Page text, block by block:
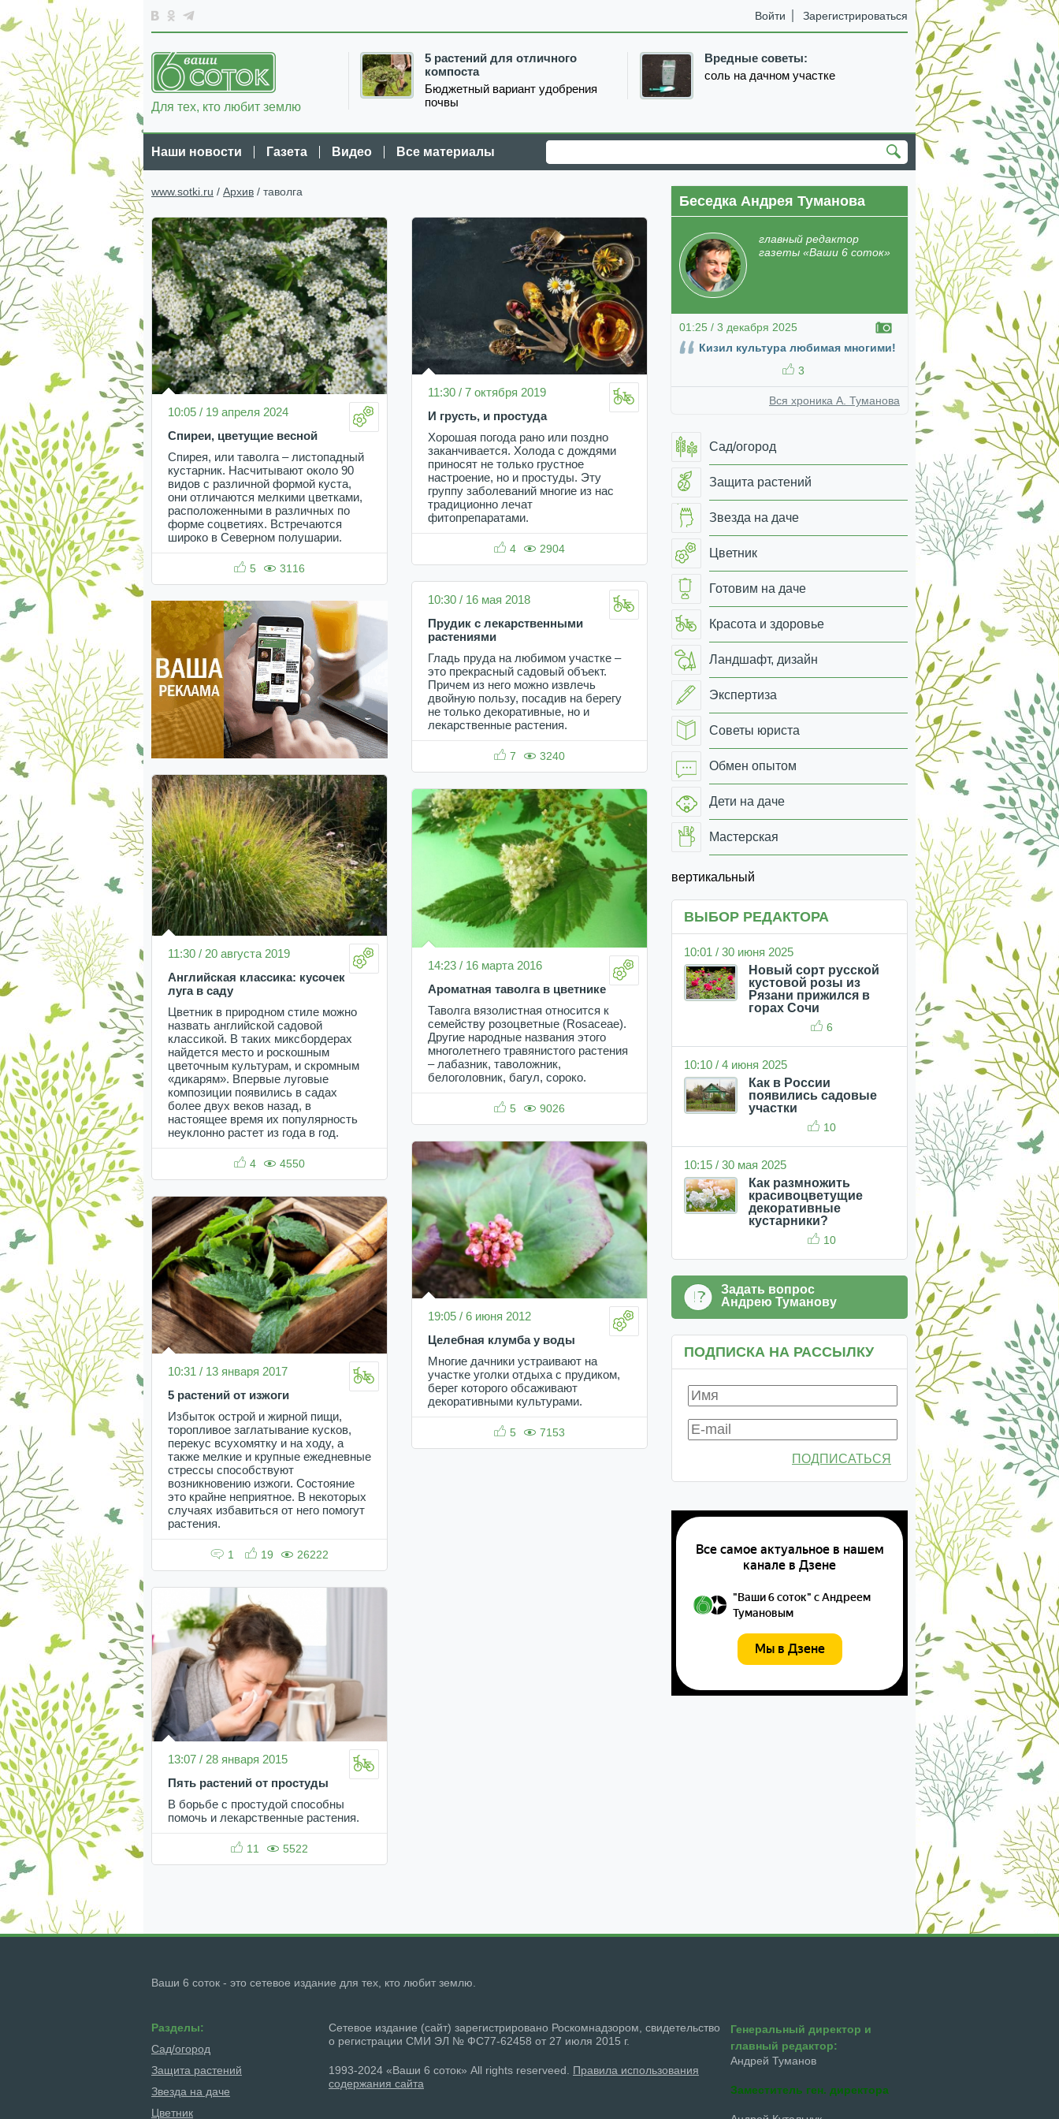
Войти Зарегистрироваться
5 растений для отличного
компоста
Бюджетный вариант удобрения
почвы
Вредные советы:
соль на дачном участке
Для тех, кто любит землю
Наши новости Газета Видео Все материалы
www.sotki.ru / Архив / таволга
10:05 / 19 апреля 2024
Спиреи, цветущие весной
Спирея, или таволга – листопадный
кустарник. Насчитывают около 90
видов с различной формой куста,
они отличаются мелкими цветками,
расположенными в различных по
форме соцветиях. Встречаются
широко в Северном полушарии.
5 3116
11:30 / 20 августа 2019
Английская классика: кусочек
луга в саду
Цветник в природном стиле можно
назвать английской садовой
классикой. В таких миксбордерах
найдется место и роскошным
цветочным культурам, и скромным
«дикарям». Впервые луговые
композиции появились в садах
более двух веков назад, в
настоящее время их популярность
неуклонно растет из года в год.
4 4550
10:31 / 13 января 2017
5 растений от изжоги
Избыток острой и жирной пищи,
торопливое заглатывание кусков,
перекус всухомятку и на ходу, а
также мелкие и крупные ежедневные
стрессы способствуют
возникновению изжоги. Состояние
это крайне неприятное. В некоторых
случаях избавиться от него помогут
растения.
1 19 26222
13:07 / 28 января 2015
Пять растений от простуды
В борьбе с простудой способны
помочь и лекарственные растения.
11 5522
11:30 / 7 октября 2019
И грусть, и простуда
Хорошая погода рано или поздно
заканчивается. Холода с дождями
приносят не только грустное
настроение, но и простуды. Эту
группу заболеваний многие из нас
традиционно лечат
фитопрепаратами.
4 2904
10:30 / 16 мая 2018
Прудик с лекарственными
растениями
Гладь пруда на любимом участке –
это прекрасный садовый объект.
Причем из него можно извлечь
двойную пользу, посадив на берегу
не только декоративные, но и
лекарственные растения.
7 3240
14:23 / 16 марта 2016
Ароматная таволга в цветнике
Таволга вязолистная относится к
семейству розоцветные (Rosaceae).
Другие народные названия этого
многолетнего травянистого растения
– лабазник, таволожник,
белоголовник, багул, сороко.
5 9026
19:05 / 6 июня 2012
Целебная клумба у воды
Многие дачники устраивают на
участке уголки отдыха с прудиком,
берег которого обсаживают
декоративными культурами.
5 7153
Беседка Андрея Туманова
главный редактор
газеты «Ваши 6 соток»
01:25 / 3 декабря 2025
Кизил культура любимая многими!
3
Вся хроника А. Туманова
Сад/огород
Защита растений
Звезда на даче
Цветник
Готовим на даче
Красота и здоровье
Ландшафт, дизайн
Экспертиза
Советы юриста
Обмен опытом
Дети на даче
Мастерская
вертикальный
ВЫБОР РЕДАКТОРА
10:01 / 30 июня 2025
Новый сорт русской
кустовой розы из
Рязани прижился в
горах Сочи
6
10:10 / 4 июня 2025
Как в России
появились садовые
участки
10
10:15 / 30 мая 2025
Как размножить
красивоцветущие
декоративные
кустарники?
10
Задать вопрос
Андрею Туманову
ПОДПИСКА НА РАССЫЛКУ
ПОДПИСАТЬСЯ
Ваши 6 соток - это сетевое издание для тех, кто любит землю.
Разделы:
Сад/огород
Защита растений
Звезда на даче
Цветник
Сетевое издание (сайт) зарегистрировано Роскомнадзором, свидетельство
о регистрации СМИ ЭЛ № ФС77-62458 от 27 июля 2015 г.
1993-2024 «Ваши 6 соток» All rights reserveed. Правила использования
содержания сайта
Генеральный директор и
главный редактор:
Андрей Туманов
Заместитель ген. директора